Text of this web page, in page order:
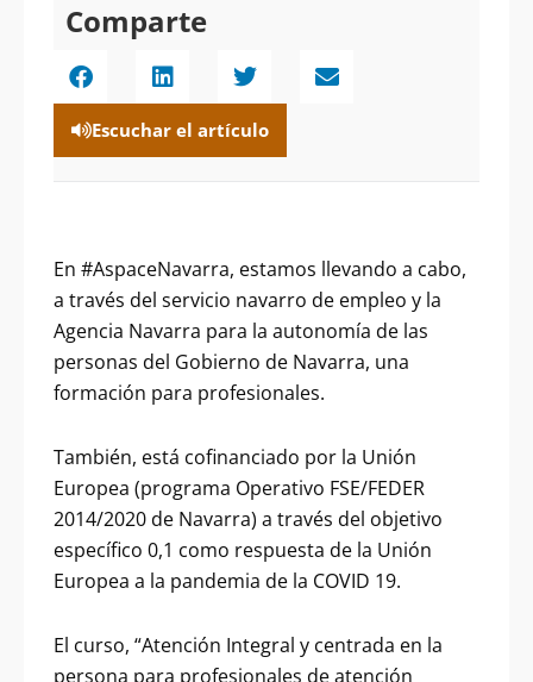
Comparte
Escuchar el artículo
En #AspaceNavarra, estamos llevando a cabo,
a través del servicio navarro de empleo y la
Agencia Navarra para la autonomía de las
personas del Gobierno de Navarra, una
formación para profesionales.
También, está cofinanciado por la Unión
Europea (programa Operativo FSE/FEDER
2014/2020 de Navarra) a través del objetivo
específico 0,1 como respuesta de la Unión
Europea a la pandemia de la COVID 19.
El curso, “Atención Integral y centrada en la
persona para profesionales de atención